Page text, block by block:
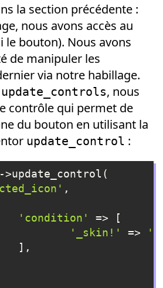
la section précédente :
nous avons accès au
le bouton). Nous avons
de manipuler les
via notre habillage.
update_controls, nous
contrôle qui permet de
du bouton en utilisant la
update_control :
>update_control(
,
'condition'
=> [
'_skin!'
=>